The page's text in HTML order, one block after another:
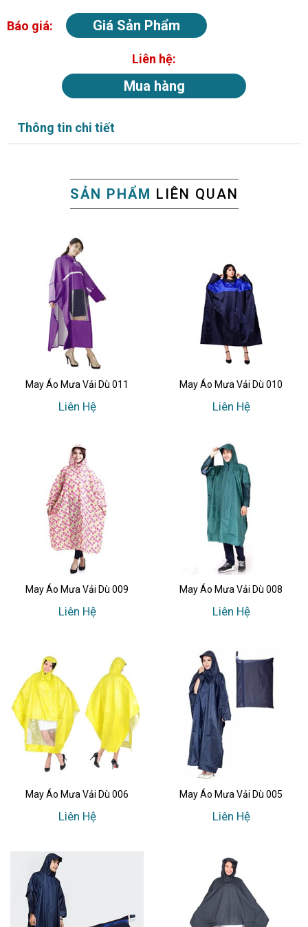
Báo giá: Giá Sản Phẩm
Liên hệ:
Mua hàng
Thông tin chi tiết
SẢN PHẨM LIÊN QUAN
May Áo Mưa Vải Dù 011
Liên Hệ
May Áo Mưa Vải Dù 010
Liên Hệ
May Áo Mưa Vải Dù 009
Liên Hệ
May Áo Mưa Vải Dù 008
Liên Hệ
May Áo Mưa Vải Dù 006
Liên Hệ
May Áo Mưa Vải Dù 005
Liên Hệ